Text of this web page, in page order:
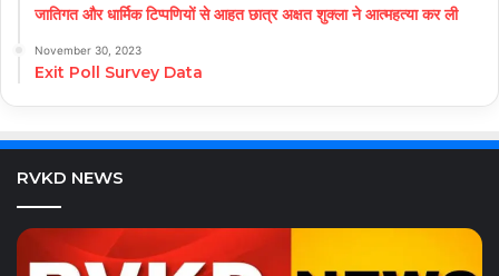
जातिगत और धार्मिक टिप्पणियों से आहत छात्र अक्षत शुक्ला ने आत्महत्या कर ली
November 30, 2023
Exit Poll Survey Data
RVKD NEWS